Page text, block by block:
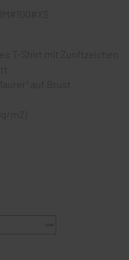
T-Shirt mit Zunftzeichen
auf Brust
m2)